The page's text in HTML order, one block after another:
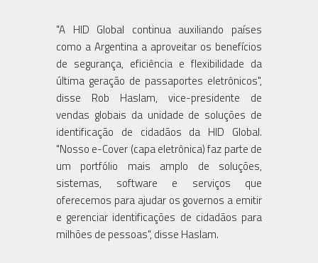
"A HID Global continua auxiliando países
como a Argentina a aproveitar os benefícios
de segurança, eficiência e flexibilidade da
última geração de passaportes eletrônicos",
disse Rob Haslam, vice-presidente de
vendas globais da unidade de soluções de
identificação de cidadãos da HID Global.
"Nosso e-Cover (capa eletrônica) faz parte de
um portfólio mais amplo de soluções,
sistemas, software e serviços que
oferecemos para ajudar os governos a emitir
e gerenciar identificações de cidadãos para
milhões de pessoas", disse Haslam.